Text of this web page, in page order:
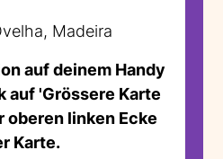
Madeira
auf deinem Handy
auf 'Grössere Karte
oberen linken Ecke
Karte.